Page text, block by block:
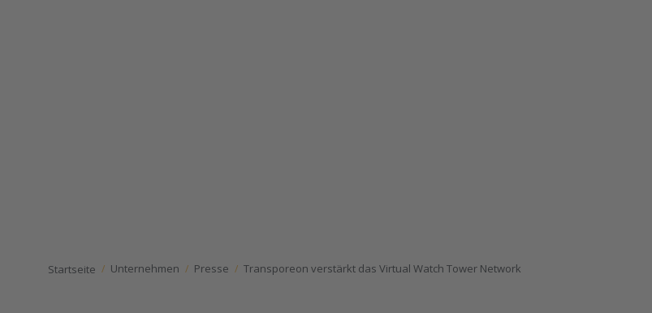
Startseite Unternehmen Presse Transporeon verstärkt das Virtual Watch Tower Network